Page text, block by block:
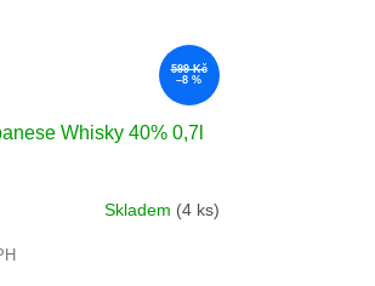
599 Kč
–8 %
Whisky 40% 0,7l
Skladem (4 ks)